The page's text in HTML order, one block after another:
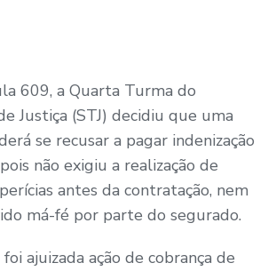
609, a Quarta Turma do
Justiça (STJ) decidiu que uma
se recusar a pagar indenização
não exigiu a realização de
antes da contratação, nem
má-fé por parte do segurado.
ajuizada ação de cobrança de